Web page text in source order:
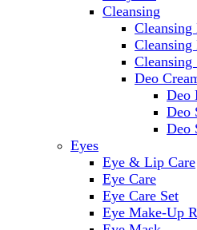
Cleansing
Cleansing
Cleansing
Cleansing
Deo
Deo
Deo
Deo
Eyes
Eye & Lip Care
Eye Care
Eye Care Set
Eye Make-Up